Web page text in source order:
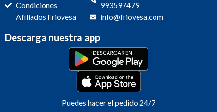
Condiciones
Afiliados Friovesa
993597479
info@friovesa.com
Descarga nuestra app
Puedes hacer el pedido 24/7